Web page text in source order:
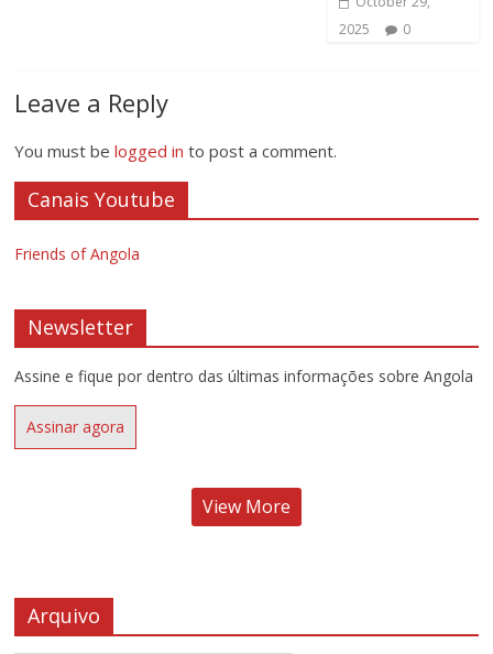
2025
0
Leave a Reply
You must belogged in to post a comment.
Canais Youtube
Friends of Angola
Newsletter
Assine e fique por dentro das últimas informações sobre Angola
Assinar agora
View More
Arquivo